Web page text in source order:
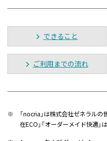
できること
ご利用までの流れ
※
「nocria」は株式会社ゼネラルの
在ECO」「オーダーメイド快適